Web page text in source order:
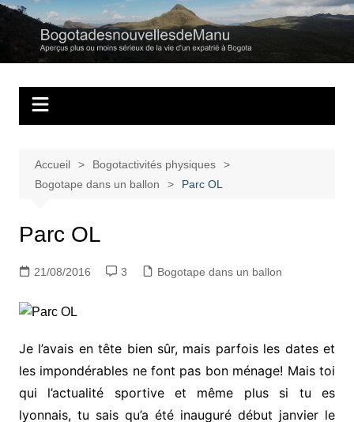
Aller
contenu
Regards personnels sur la vie d’expatrié à Bogota
Accueil
Bogotactivités physiques
Bogotape dans un ballon
Parc OL
Parc OL
21/08/2016 3 Bogotape dans un ballon
Je l’avais en tête bien sûr, mais parfois les dates et
les impondérables ne font pas bon ménage! Mais toi
qui l’actualité sportive et même plus si tu es
lyonnais, tu sais qu’a été inauguré début janvier le